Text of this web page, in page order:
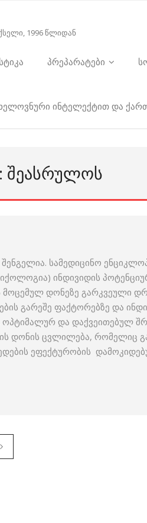
1996 წლიდან
პრეპარატები
ინტელექტით და
ᲨᲔᲐᲡᲠᲣᲚᲝᲡ
სამედიცინო
ინდივიდის
მოცემულ დონეზე გარკვეული
გარეშე ფაქტორებზე და
და დაქვეითებულ
დონის ცვლილება, რომელიც
ეფექტურობის